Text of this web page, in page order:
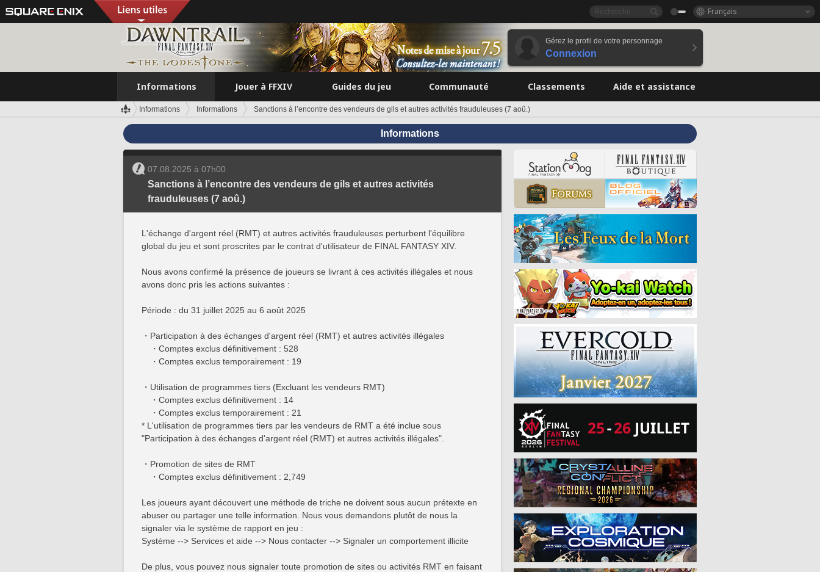
Français
Gérez le profil de votre personnage
Connexion
Informations Jouer à FFXIV Guides du jeu Communauté Classements Aide et assistance
Informations Informations Sanctions à l’encontre des vendeurs de gils et autres activités frauduleuses (7 aoû.)
Informations
07.08.2025 à 07h00
Sanctions à l’encontre des vendeurs de gils et autres activités
frauduleuses (7 aoû.)
L'échange d'argent réel (RMT) et autres activités frauduleuses perturbent l'équilibre
global du jeu et sont proscrites par le contrat d'utilisateur de FINAL FANTASY XIV.
Nous avons confirmé la présence de joueurs se livrant à ces activités illégales et nous
avons donc pris les actions suivantes :
Période : du 31 juillet 2025 au 6 août 2025
・Participation à des échanges d'argent réel (RMT) et autres activités illégales
・Comptes exclus définitivement : 528
・Comptes exclus temporairement : 19
・Utilisation de programmes tiers (Excluant les vendeurs RMT)
・Comptes exclus définitivement : 14
・Comptes exclus temporairement : 21
* L'utilisation de programmes tiers par les vendeurs de RMT a été inclue sous
"Participation à des échanges d'argent réel (RMT) et autres activités illégales".
・Promotion de sites de RMT
・Comptes exclus définitivement : 2,749
Les joueurs ayant découvert une méthode de triche ne doivent sous aucun prétexte en
abuser ou partager une telle information. Nous vous demandons plutôt de nous la
signaler via le système de rapport en jeu :
Système --> Services et aide --> Nous contacter --> Signaler un comportement illicite
De plus, vous pouvez nous signaler toute promotion de sites ou activités RMT en faisant